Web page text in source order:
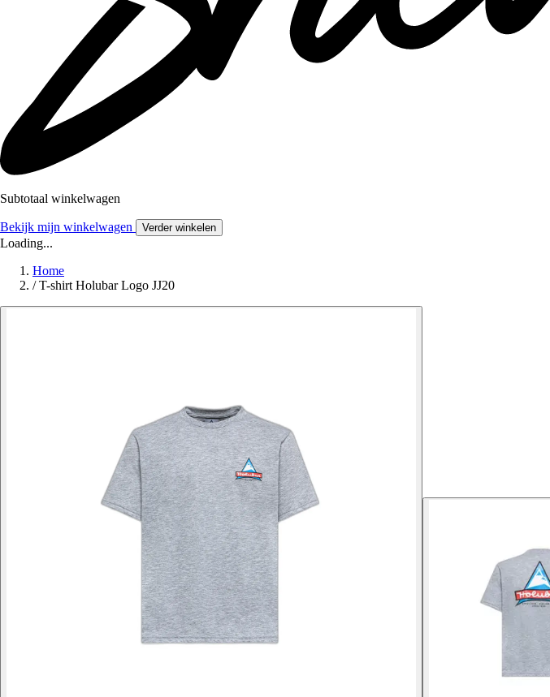
Subtotaal winkelwagen
Bekijk mijn winkelwagen Verder winkelen
Loading...
Home
/ T-shirt Holubar Logo JJ20